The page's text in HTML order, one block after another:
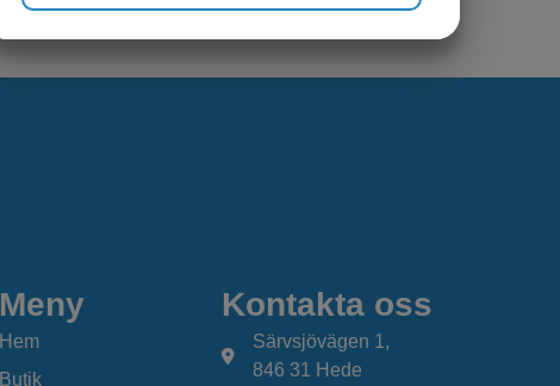
Meny
Hem
Butik
Kontakta oss
Särvsjövägen 1,
846 31 Hede